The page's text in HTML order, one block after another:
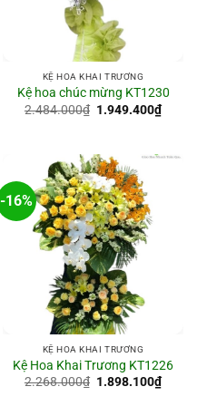
KỆ HOA KHAI TRƯƠNG
Kệ hoa chúc mừng KT1230
2.484.000₫ Giá
1.949.400₫Giá
hiện
-16%
KỆ HOA KHAI TRƯƠNG
Kệ Hoa Khai Trương KT1226
2.268.000₫ Giá
1.898.100₫Giá
hiện